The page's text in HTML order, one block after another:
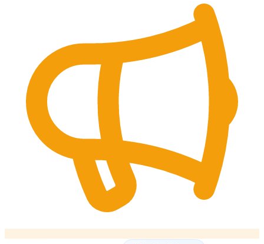
Estudio de Enlazado Auditoría SEO Link Building
Consultoría SEO
Cómo funciona
Blog
Idioma
🇪🇸 ES
🇬🇧 EN 🇫🇷 FR 🇩🇪 DE
Acceder